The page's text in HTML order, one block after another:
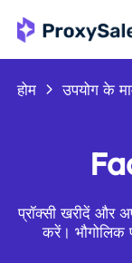
होम उपयोग के
प्रॉक्सी खरीदें और
करें। भौगोलिक